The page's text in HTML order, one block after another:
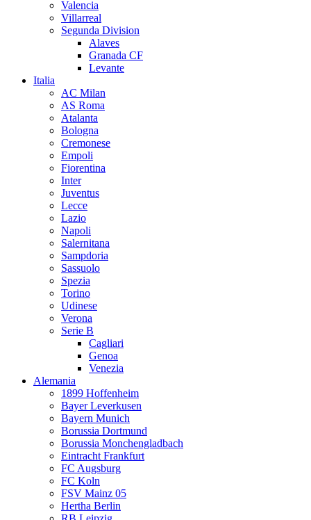
Valencia
Villarreal
Segunda Division
Alaves
Granada CF
Levante
Italia
AC Milan
AS Roma
Atalanta
Bologna
Cremonese
Empoli
Fiorentina
Inter
Juventus
Lecce
Lazio
Napoli
Salernitana
Sampdoria
Sassuolo
Spezia
Torino
Udinese
Verona
Serie B
Cagliari
Genoa
Venezia
Alemania
1899 Hoffenheim
Bayer Leverkusen
Bayern Munich
Borussia Dortmund
Borussia Monchengladbach
Eintracht Frankfurt
FC Augsburg
FC Koln
FSV Mainz 05
Hertha Berlin